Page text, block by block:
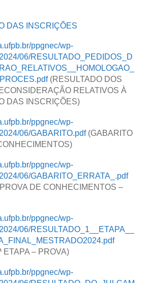
DAS INSCRIÇÕES
ppgnec/wp-
06/RESULTADO_PEDIDOS_D
(RESULTADO DOS
RELATIVOS À
DAS INSCRIÇÕES)
ppgnec/wp-
06/GABARITO.pdf(GABARITO
ppgnec/wp-
06/GABARITO_ERRATA_.pdf
DE CONHECIMENTOS –
ppgnec/wp-
06/RESULTADO_1__ETAPA__
ETAPA – PROVA)
ppgnec/wp-